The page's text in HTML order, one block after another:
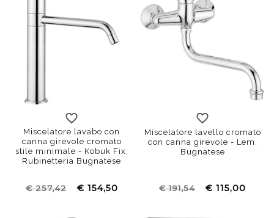
Miscelatore lavabo con
canna girevole cromato
stile minimale - Kobuk Fix,
Rubinetteria Bugnatese
€ 257,42 € 154,50
Miscelatore lavello cromato
con canna girevole - Lem,
Bugnatese
€ 191,54 € 115,00